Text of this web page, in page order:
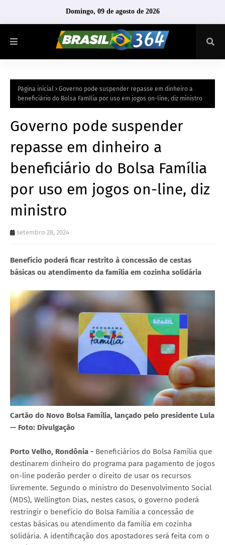
Domingo, 09 de agosto de 2026
Página inicial
Governo pode suspender repasse em dinheiro a
beneficiário do Bolsa Família por uso em jogos on-line, diz ministro
Governo pode suspender
repasse em dinheiro a
beneficiário do Bolsa Família
por uso em jogos on-line, diz
ministro
setembro 28, 2024
Benefício poderá ficar restrito à concessão de cestas
básicas ou atendimento da família em cozinha solidária
Cartão do Novo Bolsa Família, lançado pelo presidente Lula
— Foto: Divulgação
Porto Velho, Rondônia - Beneficiários do Bolsa Família que
destinarem dinheiro do programa para pagamento de jogos
on-line poderão perder o direito de usar os recursos
livremente. Segundo o ministro do Desenvolvimento Social
(MDS), Wellington Dias, nestes casos, o governo poderá
restringir o benefício do Bolsa Família a concessão de
cestas básicas ou atendimento da família em cozinha
solidária. A identificação dos apostadores será feita com o